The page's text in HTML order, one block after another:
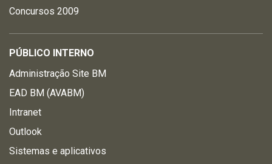
Concursos 2009
PÚBLICO INTERNO
Administração Site BM
EAD BM (AVABM)
Intranet
Outlook
Sistemas e aplicativos